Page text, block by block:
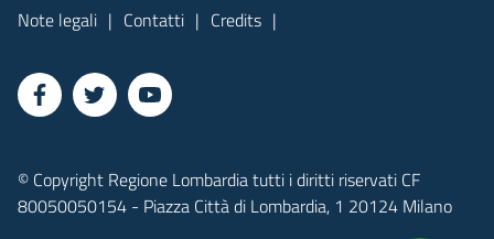
Note legali
Contatti Credits
© Copyright Regione Lombardia tutti i diritti riservati CF
80050050154 - Piazza Città di Lombardia, 1 20124 Milano